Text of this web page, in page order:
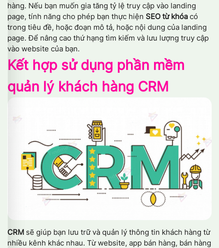
hàng. Nếu bạn muốn gia tăng tỷ lệ truy cập vào landing
page, tính năng cho phép bạn thực hiện SEO từ khóa có
trong tiêu đề, hoặc đoạn mô tả, hoặc nội dung của landing
page. Để nâng cao thứ hạng tìm kiếm và lưu lượng truy cập
vào website của bạn.
Kết hợp sử dụng phần mềm
quản lý khách hàng CRM
CRM sẽ giúp bạn lưu trữ và quản lý thông tin khách hàng từ
nhiều kênh khác nhau. Từ website, app bán hàng, bán hàng